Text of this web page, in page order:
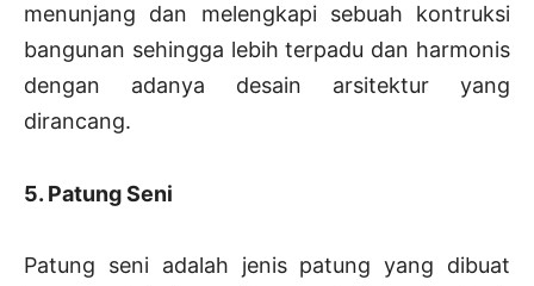
menunjang dan melengkapi sebuah kontruksi
bangunan sehingga lebih terpadu dan harmonis
dengan adanya desain arsitektur yang
dirancang.
5. Patung Seni
Patung seni adalah jenis patung yang dibuat